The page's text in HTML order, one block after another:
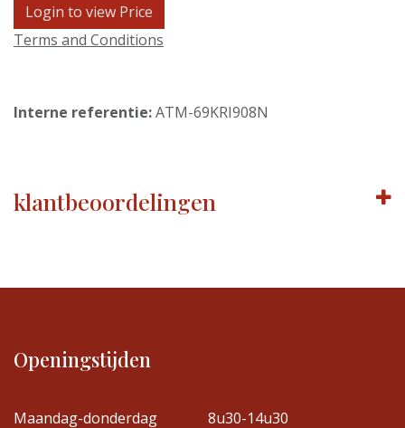
Login to view Price
Terms and Conditions
Interne referentie:ATM-69KRI908N
klantbeoordelingen
Openingstijden
Maandag-donderdag
8u30-14u30